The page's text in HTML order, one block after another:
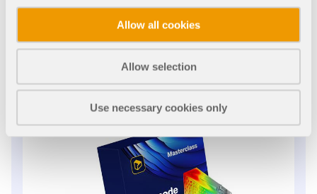
Allow all cookies
Allow selection
Use necessary cookies only
rychlé stanovení sněhových zatížení, rychlostí větru
a seizmických údajů.
KONTROLOVAT ZATÍŽENÍ ZÓN
220,00 USD
+220,00 USD
PŘIDAT DO KOŠÍKU